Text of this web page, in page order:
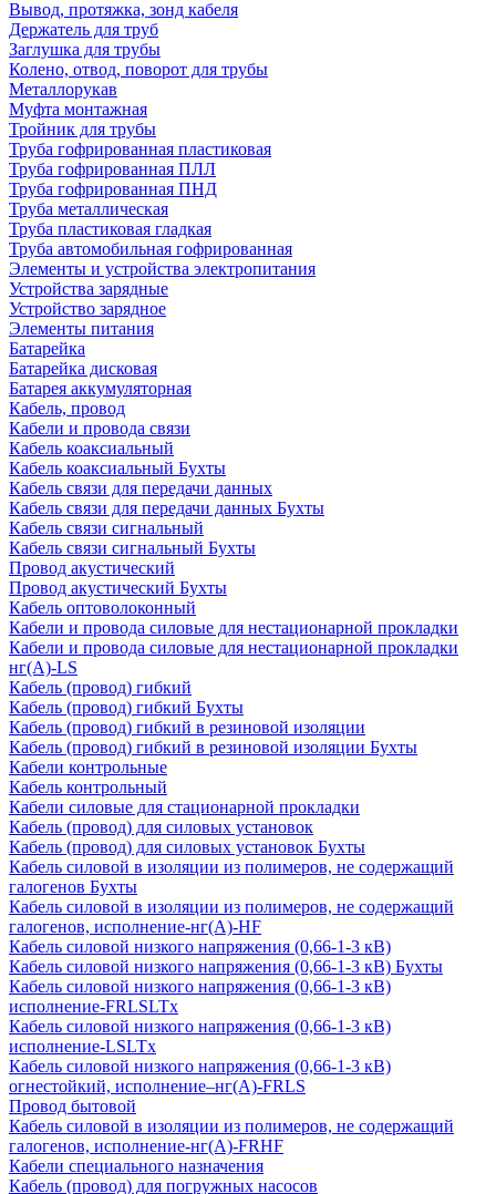
Вывод, протяжка, зонд кабеля
Держатель для труб
Заглушка для трубы
Колено, отвод, поворот для трубы
Металлорукав
Муфта монтажная
Тройник для трубы
Труба гофрированная пластиковая
Труба гофрированная ПЛЛ
Труба гофрированная ПНД
Труба металлическая
Труба пластиковая гладкая
Труба автомобильная гофрированная
Элементы и устройства электропитания
Устройства зарядные
Устройство зарядное
Элементы питания
Батарейка
Батарейка дисковая
Батарея аккумуляторная
Кабель, провод
Кабели и провода связи
Кабель коаксиальный
Кабель коаксиальный Бухты
Кабель связи для передачи данных
Кабель связи для передачи данных Бухты
Кабель связи сигнальный
Кабель связи сигнальный Бухты
Провод акустический
Провод акустический Бухты
Кабель оптоволоконный
Кабели и провода силовые для нестационарной прокладки
Кабели и провода силовые для нестационарной прокладки
нг(А)-LS
Кабель (провод) гибкий
Кабель (провод) гибкий Бухты
Кабель (провод) гибкий в резиновой изоляции
Кабель (провод) гибкий в резиновой изоляции Бухты
Кабели контрольные
Кабель контрольный
Кабели силовые для стационарной прокладки
Кабель (провод) для силовых установок
Кабель (провод) для силовых установок Бухты
Кабель силовой в изоляции из полимеров, не содержащий
галогенов Бухты
Кабель силовой в изоляции из полимеров, не содержащий
галогенов, исполнение-нг(А)-HF
Кабель силовой низкого напряжения (0,66-1-3 кВ)
Кабель силовой низкого напряжения (0,66-1-3 кВ) Бухты
Кабель силовой низкого напряжения (0,66-1-3 кВ)
исполнение-FRLSLTx
Кабель силовой низкого напряжения (0,66-1-3 кВ)
исполнение-LSLTx
Кабель силовой низкого напряжения (0,66-1-3 кВ)
огнестойкий, исполнение–нг(А)-FRLS
Провод бытовой
Кабель силовой в изоляции из полимеров, не содержащий
галогенов, исполнение-нг(А)-FRHF
Кабели специального назначения
Кабель (провод) для погружных насосов